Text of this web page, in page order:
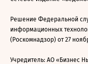
Решение Федеральной
информационных
(Роскомнадзор) от 27
Учредитель: АО «Бизнес